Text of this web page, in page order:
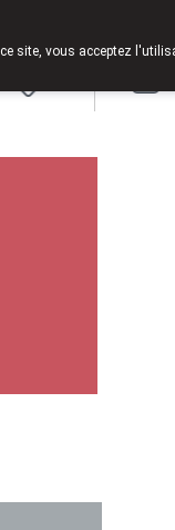
site, vous acceptez